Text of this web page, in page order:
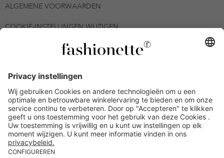
ALGEMENE VOORWAARDEN
COOKIE-INSTELLINGEN WIJZIGEN
© 2026 - fashionette Plattform GmbH
*De kortingsbon is tot en met 12-08-2026 meerdere keren
inwisselbaar op alle artikelen op de pagina
fashionette.nl/selected-styles. De voorwaarden zoals vastgelegd in
artikel 9 van de algemene voorwaarden zijn van toepassing.
Bepaalde merken en artikelen kunnen uitgesloten zijn.
Kredietwaardigheid nodig. Alle prijzen inclusief btw en zonder
verzendkosten. De personen die genoemd of gepresenteerd zijn,
hebben geen van de aangeboden producten op de site